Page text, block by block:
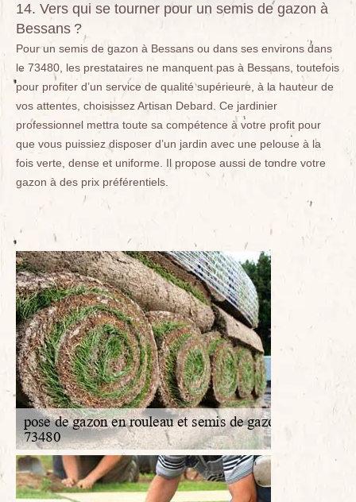
14. Vers qui se tourner pour un semis de gazon à
Bessans ?
Pour un semis de gazon à Bessans ou dans ses environs dans
le 73480, les prestataires ne manquent pas à Bessans, toutefois
pour profiter d’un service de qualité supérieure, à la hauteur de
vos attentes, choisissez Artisan Debard. Ce jardinier
professionnel mettra toute sa compétence à votre profit pour
que vous puissiez disposer d’un jardin avec une pelouse à la
fois verte, dense et uniforme. Il propose aussi de tondre votre
gazon à des prix préférentiels.